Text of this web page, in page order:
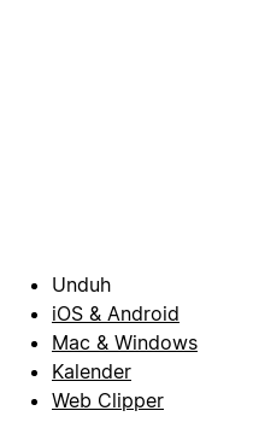
Unduh
iOS & Android
Mac & Windows
Kalender
Web Clipper